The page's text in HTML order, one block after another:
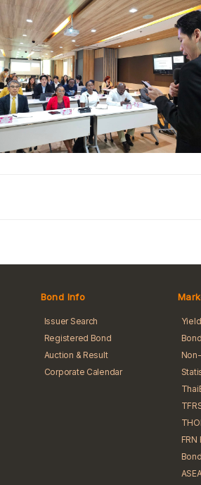
Bond Info
Issuer Search
Registered Bond
Auction & Result
Corporate Calendar
FRN